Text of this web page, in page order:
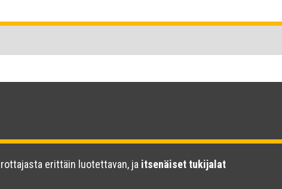
erittäin luotettavan, ja itsenäiset tukijalat